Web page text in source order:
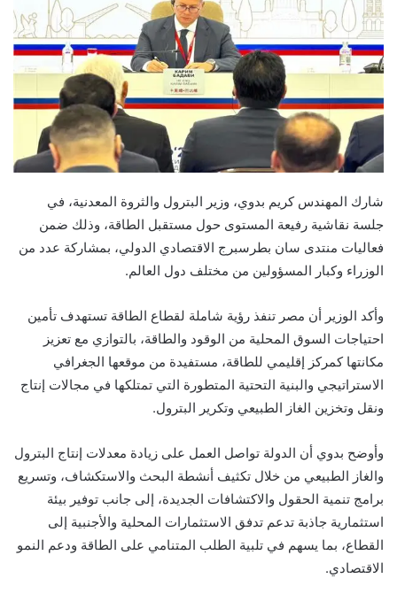
شارك المهندس كريم بدوي، وزير البترول والثروة المعدنية، في
جلسة نقاشية رفيعة المستوى حول مستقبل الطاقة، وذلك ضمن
فعاليات منتدى سان بطرسبرج الاقتصادي الدولي، بمشاركة عدد من
الوزراء وكبار المسؤولين من مختلف دول العالم.
وأكد الوزير أن مصر تنفذ رؤية شاملة لقطاع الطاقة تستهدف تأمين
احتياجات السوق المحلية من الوقود والطاقة، بالتوازي مع تعزيز
مكانتها كمركز إقليمي للطاقة، مستفيدة من موقعها الجغرافي
الاستراتيجي والبنية التحتية المتطورة التي تمتلكها في مجالات إنتاج
ونقل وتخزين الغاز الطبيعي وتكرير البترول.
وأوضح بدوي أن الدولة تواصل العمل على زيادة معدلات إنتاج البترول
والغاز الطبيعي من خلال تكثيف أنشطة البحث والاستكشاف، وتسريع
برامج تنمية الحقول والاكتشافات الجديدة، إلى جانب توفير بيئة
استثمارية جاذبة تدعم تدفق الاستثمارات المحلية والأجنبية إلى
القطاع، بما يسهم في تلبية الطلب المتنامي على الطاقة ودعم النمو
الاقتصادي.